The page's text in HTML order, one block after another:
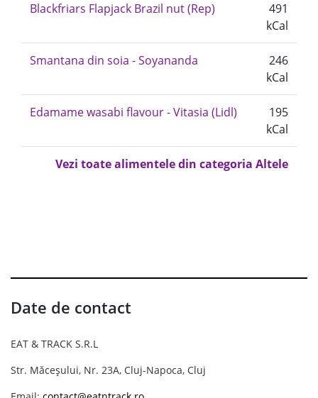
Blackfriars Flapjack Brazil nut (Rep)
491
kCal
Smantana din soia - Soyananda
246
kCal
Edamame wasabi flavour - Vitasia (Lidl)
195
kCal
Vezi toate alimentele din categoria Altele
Date de contact
EAT & TRACK S.R.L
Str. Măceșului, Nr. 23A, Cluj-Napoca, Cluj